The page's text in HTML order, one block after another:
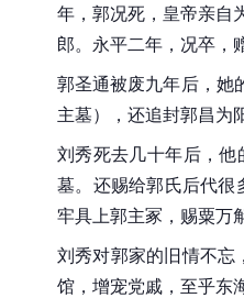
年，郭况死，皇帝亲自
郎。永平二年，况卒，
郭圣通被废九年后，她
主墓），还追封郭昌为
刘秀死去几十年后，他
墓。还赐给郭氏后代很
牢具上郭主冢，赐粟万
刘秀对郭家的旧情不忘
馆，增宠党戚，至乎东